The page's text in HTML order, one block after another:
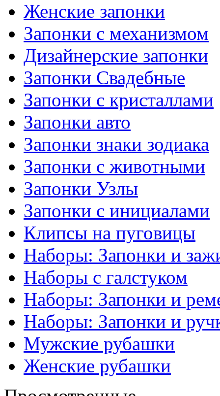
Женские запонки
Запонки с механизмом
Дизайнерские запонки
Запонки Свадебные
Запонки с кристаллами
Запонки авто
Запонки знаки зодиака
Запонки с животными
Запонки Узлы
Запонки с инициалами
Клипсы на пуговицы
Наборы: Запонки и
Наборы с галстуком
Наборы: Запонки и
Наборы: Запонки и
Мужские рубашки
Женские рубашки